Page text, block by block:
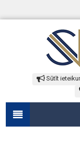
Sūtīt